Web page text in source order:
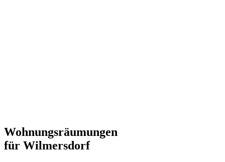
Wohnungsräumungen
für Wilmersdorf